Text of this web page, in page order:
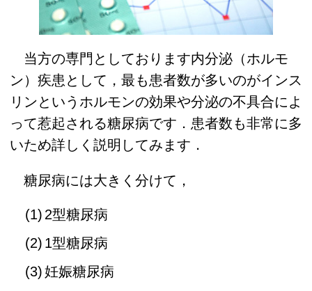
当方の専門としております内分泌（ホルモ
ン）疾患として，最も患者数が多いのがインス
リンというホルモンの効果や分泌の不具合によ
って惹起される糖尿病です．患者数も非常に多
いため詳しく説明してみます．
糖尿病には大きく分けて，
2型糖尿病
1型糖尿病
妊娠糖尿病